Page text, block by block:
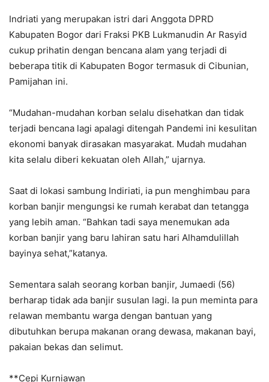
Indriati yang merupakan istri dari Anggota DPRD
Kabupaten Bogor dari Fraksi PKB Lukmanudin Ar Rasyid
cukup prihatin dengan bencana alam yang terjadi di
beberapa titik di Kabupaten Bogor termasuk di Cibunian,
Pamijahan ini.
“Mudahan-mudahan korban selalu disehatkan dan tidak
terjadi bencana lagi apalagi ditengah Pandemi ini kesulitan
ekonomi banyak dirasakan masyarakat. Mudah mudahan
kita selalu diberi kekuatan oleh Allah,” ujarnya.
Saat di lokasi sambung Indiriati, ia pun menghimbau para
korban banjir mengungsi ke rumah kerabat dan tetangga
yang lebih aman. “Bahkan tadi saya menemukan ada
korban banjir yang baru lahiran satu hari Alhamdulillah
bayinya sehat,”katanya.
Sementara salah seorang korban banjir, Jumaedi (56)
berharap tidak ada banjir susulan lagi. Ia pun meminta para
relawan membantu warga dengan bantuan yang
dibutuhkan berupa makanan orang dewasa, makanan bayi,
pakaian bekas dan selimut.
**Cepi Kurniawan